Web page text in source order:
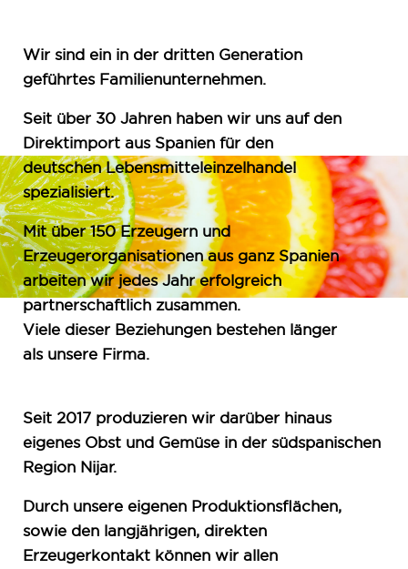
Wir sind ein in der dritten Generation
geführtes Familienunternehmen.
Seit über 30 Jahren haben wir uns auf den
Direktimport aus Spanien für den
deutschen Lebensmitteleinzelhandel
spezialisiert.
Mit über 150 Erzeugern und
Erzeugerorganisationen aus ganz Spanien
arbeiten wir jedes Jahr erfolgreich
partnerschaftlich zusammen.
Viele dieser Beziehungen bestehen länger
als unsere Firma.
Seit 2017 produzieren wir darüber hinaus
eigenes Obst und Gemüse in der südspanischen
Region Nijar.
Durch unsere eigenen Produktionsflächen,
sowie den langjährigen, direkten
Erzeugerkontakt können wir allen